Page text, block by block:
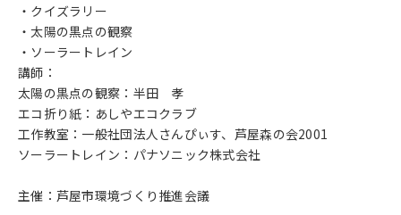
・クイズラリー
・太陽の黒点の観察
・ソーラートレイン
講師：
太陽の黒点の観察：半田 孝
エコ折り紙：あしやエコクラブ
工作教室：一般社団法人さんぴぃす、芦屋森の会2001
ソーラートレイン：パナソニック株式会社
主催：芦屋市環境づくり推進会議